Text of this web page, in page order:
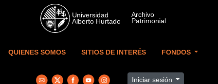
Skip to main content
QUIENES SOMOS SITIOS DE INTERÉS FONDOS
Iniciar sesión